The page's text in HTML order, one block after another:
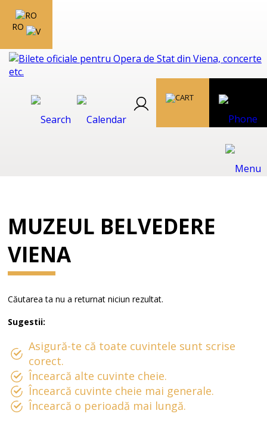
RO
MUZEUL BELVEDERE
VIENA
Căutarea ta nu a returnat niciun rezultat.
Sugestii:
Asigură-te că toate cuvintele sunt scrise
corect.
Încearcă alte cuvinte cheie.
Încearcă cuvinte cheie mai generale.
Încearcă o perioadă mai lungă.